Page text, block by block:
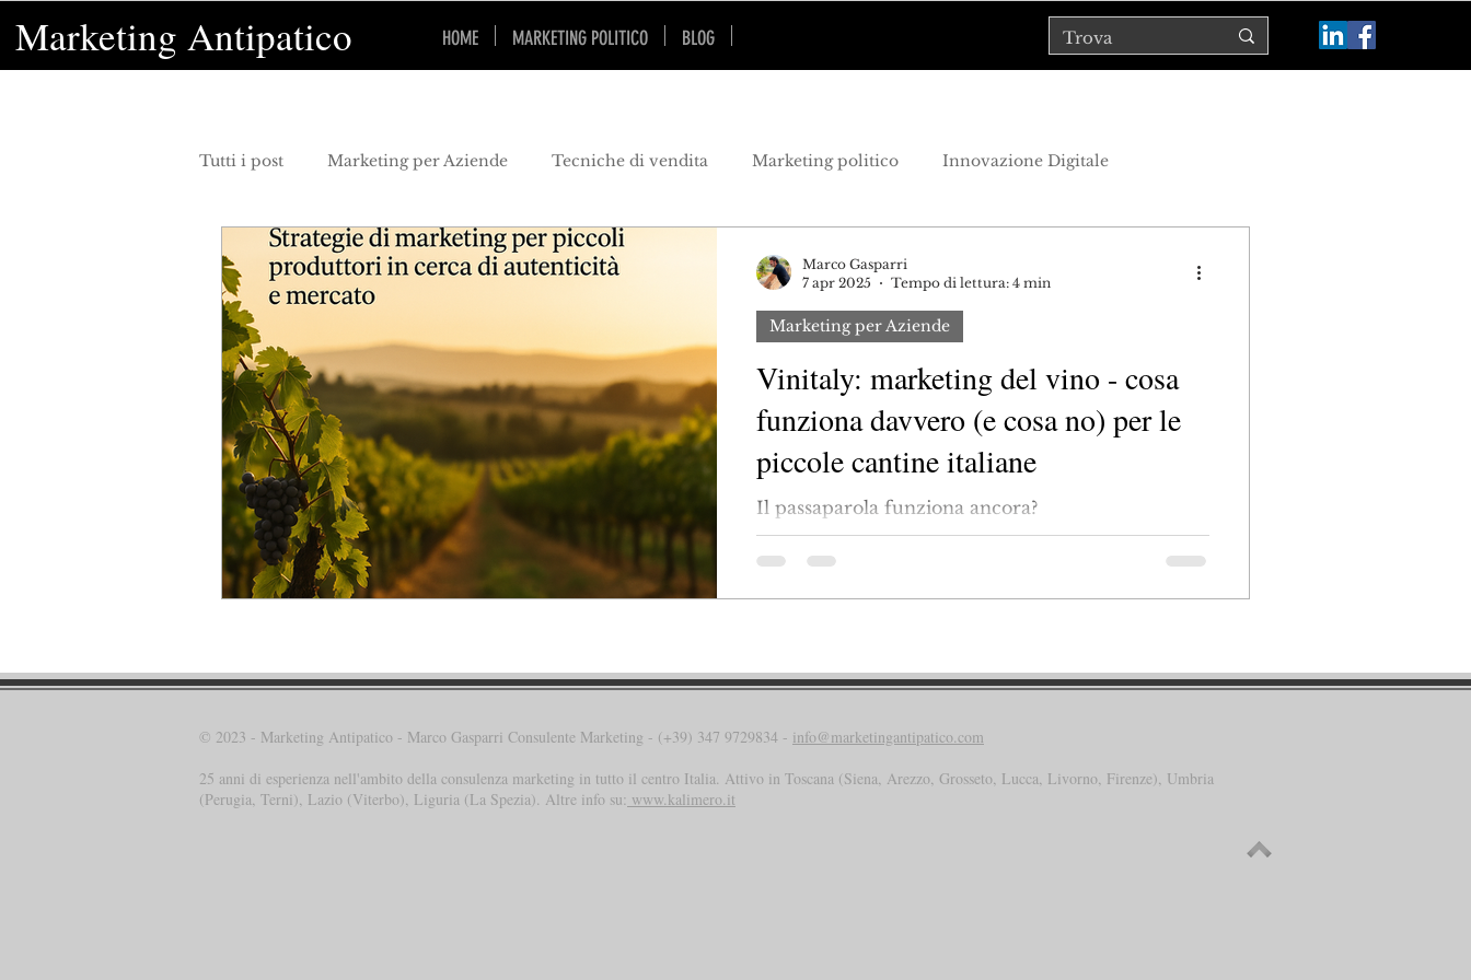
Marketing Antipatico HOME MARKETING POLITICO BLOG
Tutti i post Marketing per Aziende Tecniche di vendita Marketing politico Innovazione Digitale
Economia curiosità marketing turistico
marketing territoriale
Vinitaly: marketing del vino - cosa
funziona davvero (e cosa no) per le
piccole cantine italiane
Il passaparola funziona ancora?
Marketing per Aziende
Marco Gasparri
7 apr 2025
Tempo di lettura: 4 min
© 2023 - Marketing Antipatico - Marco Gasparri Consulente Marketing - (+39) 347 9729834 - info@marketingantipatico.com
25 anni di esperienza nell'ambito della consulenza marketing in tutto il centro Italia. Attivo in Toscana (Siena, Arezzo, Grosseto, Lucca, Livorno, Firenze), Umbria
(Perugia, Terni), Lazio (Viterbo), Liguria (La Spezia). Altre info su: www.kalimero.it